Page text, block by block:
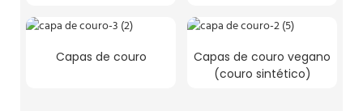
Capas de couro
Capas de couro vegano
(couro sintético)